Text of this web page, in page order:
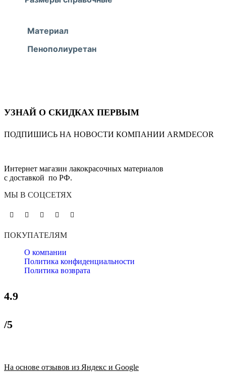
Материал
Пенополиуретан
УЗНАЙ О СКИДКАХ ПЕРВЫМ
ПОДПИШИСЬ НА НОВОСТИ КОМПАНИИ ARMDECOR
Интернет магазин лакокрасочных материалов
с доставкой по РФ.
МЫ В СОЦСЕТЯХ
ПОКУПАТЕЛЯМ
О компании
Политика конфиденциальности
Политика возврата
4.9
/5
На основе отзывов из Яндекс и Google